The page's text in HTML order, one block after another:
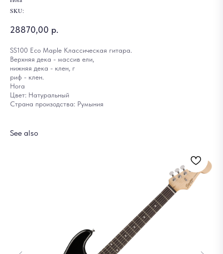
SKU:
28870,00 р.
SS100 Eco Maple Классическая гитара.
Верхняя дека - массив ели,
нижняя дека - клен, г
риф - клен.
Hora
Цвет: Натуральный
Страна произодства: Румыния
See also